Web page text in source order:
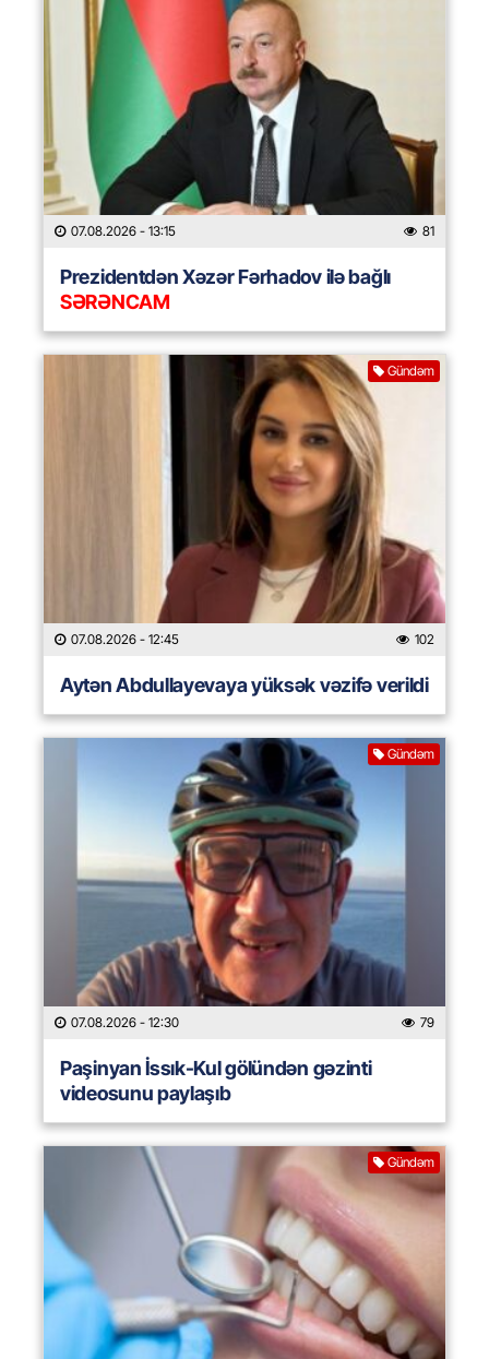
07.08.2026 - 13:15 81
Prezidentdən Xəzər Fərhadov ilə bağlı
SƏRƏNCAM
Gündəm
07.08.2026 - 12:45 102
Aytən Abdullayevaya yüksək vəzifə verildi
Gündəm
07.08.2026 - 12:30 79
Paşinyan İssık-Kul gölündən gəzinti
videosunu paylaşıb
Gündəm